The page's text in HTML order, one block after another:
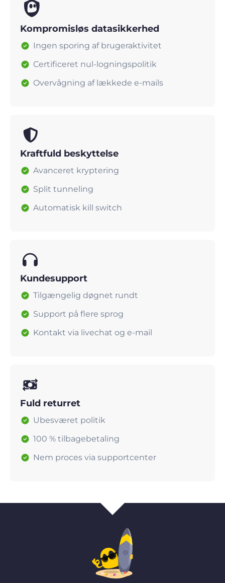
Kompromisløs datasikkerhed
Ingen sporing af brugeraktivitet
Certificeret nul-logningspolitik
Overvågning af lækkede e-mails
Kraftfuld beskyttelse
Avanceret kryptering
Split tunneling
Automatisk kill switch
Kundesupport
Tilgængelig døgnet rundt
Support på flere sprog
Kontakt via livechat og e-mail
Fuld returret
Ubesværet politik
100 % tilbagebetaling
Nem proces via supportcenter